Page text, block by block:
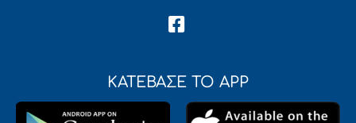
ΚΑΤΕΒΑΣΕ ΤΟ APP